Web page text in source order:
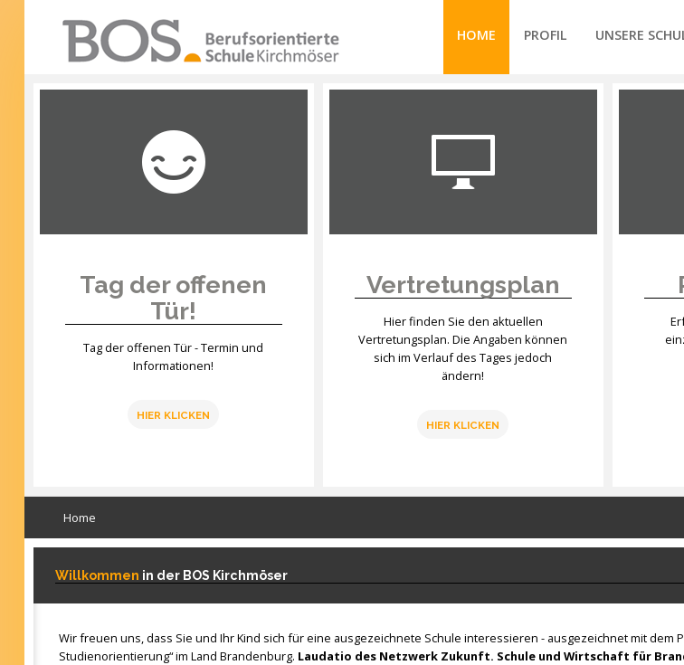
Unsere Schule
Mitwirkung
HOME PROFIL UNSERE
Tag der offenen
Tür!
Tag der offenen Tür - Termin und
Informationen!
HIER KLICKEN
Vertretungsplan
Hier finden Sie den aktuellen
Vertretungsplan. Die Angaben können
sich im Verlauf des Tages jedoch
ändern!
HIER KLICKEN
Home
Willkommen in der BOS Kirchmöser
Wir freuen uns, dass Sie und Ihr Kind sich für eine ausgezeichnete Schule interessieren - ausgezeichnet mit dem
Studienorientierung“ im Land Brandenburg. Laudatio des Netzwerk Zukunft. Schule und Wirtschaft für